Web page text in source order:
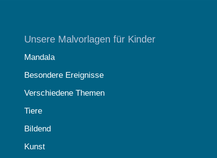
Unsere Malvorlagen für Kinder
Mandala
Besondere Ereignisse
Verschiedene Themen
Tiere
Bildend
Kunst